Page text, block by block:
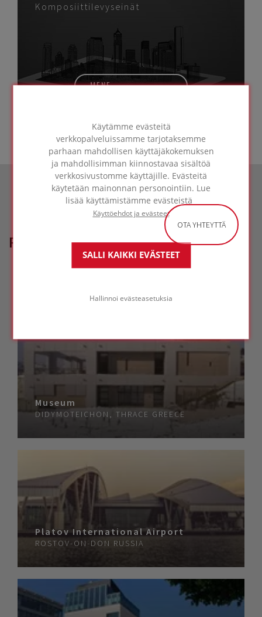
Käytämme evästeitä
verkkopalveluissamme tarjotaksemme
parhaan mahdollisen käyttäjäkokemuksen
ja mahdollisimman kiinnostavaa sisältöä
verkkosivustomme käyttäjille. Evästeitä
käytetään mainonnan personointiin. Lue
lisää käyttämistämme evästeistä
Käyttöehdot ja evästeet
SALLI KAIKKI EVÄSTEET
Hallinnoi evästeasetuksia
Komposiittilevyseinät
MENE
REFERENSSIPROJEKTIT
Museum
DIDYMOTEICHON, THRACE GREECE
Platov International Airport
ROSTOV-ON-DON RUSSIA
OTA YHTEYTTÄ